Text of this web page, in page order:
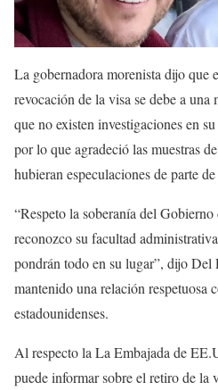
La gobernadora morenista dijo que
revocación de la visa se debe a una
que no existen investigaciones en
por lo que agradeció las muestras
hubieran especulaciones de parte
“Respeto la soberanía del
reconozco su facultad
pondrán todo en su lugar”, dijo Del
mantenido una relación respetuosa
estadounidenses.
Al respecto la La Embajada de
puede informar sobre el retiro de la